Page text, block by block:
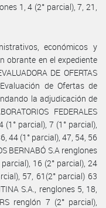
1, 4 (2° parcial), 7, 21,
económicos y
obrante en el expediente
DE OFERTAS
de Ofertas de
la adjudicación de
FEDERALES
(1° parcial), 7 (1° parcial),
44 (1° parcial), 47, 54, 56
BERNABÓ S.A renglones
16 (2° parcial), 24
57, 61(2° parcial) 63
S.A., renglones 5, 18,
renglón 7 (2° parcial),